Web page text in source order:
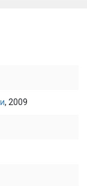
, 2009